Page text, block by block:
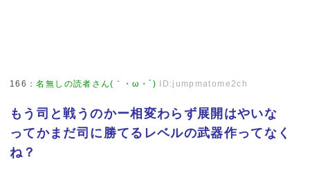
166 ：名無しの読者さん(｀・ω・´) ID:jumpmatome2ch
もう司と戦うのかー相変わらず展開はやいな
ってかまだ司に勝てるレベルの武器作ってなく
ね？